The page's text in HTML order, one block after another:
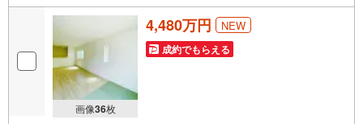
画像36枚
4,480万円 NEW
成約でもらえる